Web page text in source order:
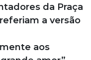
da Praça
a versão
aos